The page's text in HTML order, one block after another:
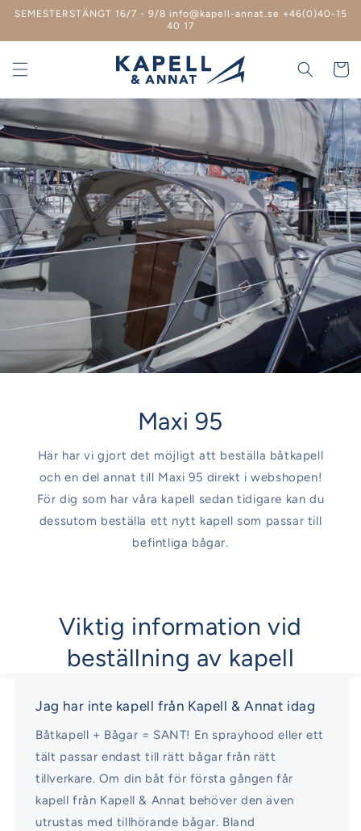
vidare
innehåll
SEMESTERSTÄNGT 16/7 - 9/8 info@kapell-annat.se +46(0)40-15
40 17
Maxi 95
Här har vi gjort det möjligt att beställa båtkapell
och en del annat till Maxi 95 direkt i webshopen!
För dig som har våra kapell sedan tidigare kan du
dessutom beställa ett nytt kapell som passar till
befintliga bågar.
Viktig information vid
beställning av kapell
Jag har inte kapell från Kapell & Annat idag
Båtkapell + Bågar = SANT! En sprayhood eller ett
tält passar endast till rätt bågar från rätt
tillverkare. Om din båt för första gången får
kapell från Kapell & Annat behöver den även
utrustas med tillhörande bågar. Bland